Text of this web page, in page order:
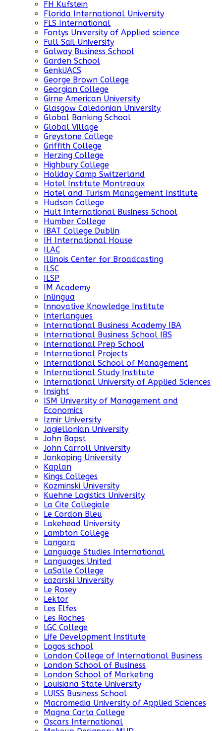
FH Kufstein
Florida International University
FLS International
Fontys University of Applied science
Full Sail University
Galway Business School
Garden School
GenkiJACS
George Brown College
Georgian College
Girne American University
Glasgow Caledonian University
Global Banking School
Global Village
Greystone College
Griffith College
Herzing College
Highbury College
Holiday Camp Switzerland
Hotel Institute Montreaux
Hotel and Turism Management Institute
Hudson College
Hult International Business School
Humber College
IBAT College Dublin
IH International House
ILAC
Illinois Center for Broadcasting
ILSC
ILSP
IM Academy
Inlingua
Innovative Knowledge Institute
Interlangues
International Business Academy IBA
International Business School IBS
International Prep School
International Projects
International School of Management
International Study Institute
International University of Applied Sciences
Insight
ISM University of Management and
Economics
Izmir University
Jagiellonian University
John Bapst
John Carroll University
Jonkoping University
Kaplan
Kings Colleges
Kozminski University
Kuehne Logistics University
La Cite Collegiale
Le Cordon Bleu
Lakehead University
Lambton College
Langara
Language Studies International
Languages United
LaSalle College
Łazarski University
Le Rosey
Lektor
Les Elfes
Les Roches
LGC College
Life Development Institute
Logos school
London College of International Business
London School of Business
London School of Marketing
Louisiana State University
LUISS Business School
Macromedia University of Applied Sciences
Magna Carta College
Oscars International